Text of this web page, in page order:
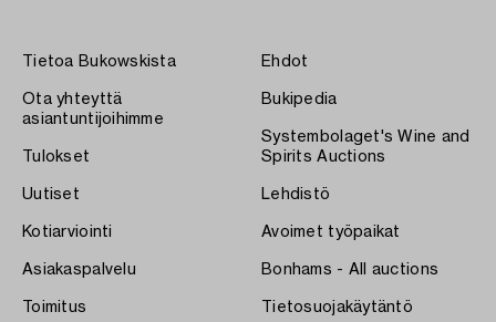
Tietoa Bukowskista
Ota yhteyttä
asiantuntijoihimme
Tulokset
Uutiset
Kotiarviointi
Asiakaspalvelu
Toimitus
Ehdot
Bukipedia
Systembolaget's Wine and
Spirits Auctions
Lehdistö
Avoimet työpaikat
Bonhams - All auctions
Tietosuojakäytäntö